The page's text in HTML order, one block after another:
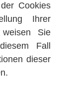
Cookies
Ihrer
Sie
Fall
dieser